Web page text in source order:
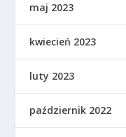
maj 2023
kwiecień 2023
luty 2023
październik 2022